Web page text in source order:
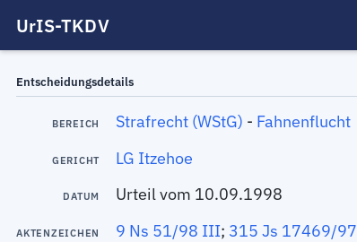
UrIS-TKDV
Entscheidungsdetails
BEREICH Strafrecht (WStG) - Fahnenflucht
GERICHT LG Itzehoe
DATUM Urteil vom 10.09.1998
AKTENZEICHEN 9 Ns 51/98 III; 315 Js 17469/97